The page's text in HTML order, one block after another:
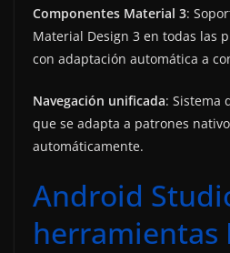
Componentes Material 3:
Material Design 3 en todas las
con adaptación automática a
Navegación unificada: Sistema
que se adapta a patrones
automáticamente.
Android
herramientas